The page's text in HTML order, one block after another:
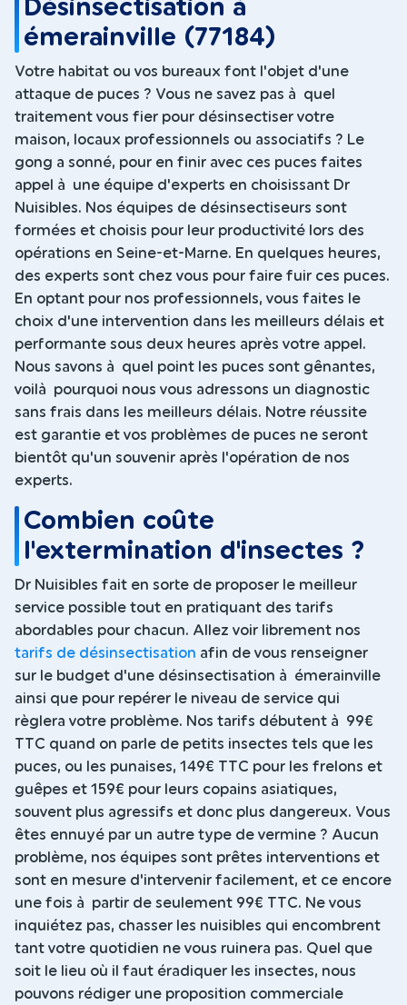
Désinsectisation à
émerainville (77184)
Votre habitat ou vos bureaux font l'objet d'une
attaque de puces ? Vous ne savez pas à quel
traitement vous fier pour désinsectiser votre
maison, locaux professionnels ou associatifs ? Le
gong a sonné, pour en finir avec ces puces faites
appel à une équipe d'experts en choisissant Dr
Nuisibles. Nos équipes de désinsectiseurs sont
formées et choisis pour leur productivité lors des
opérations en Seine-et-Marne. En quelques heures,
des experts sont chez vous pour faire fuir ces puces.
En optant pour nos professionnels, vous faites le
choix d'une intervention dans les meilleurs délais et
performante sous deux heures après votre appel.
Nous savons à quel point les puces sont gênantes,
voilà pourquoi nous vous adressons un diagnostic
sans frais dans les meilleurs délais. Notre réussite
est garantie et vos problèmes de puces ne seront
bientôt qu'un souvenir après l'opération de nos
experts.
Combien coûte
l'extermination d'insectes ?
Dr Nuisibles fait en sorte de proposer le meilleur
service possible tout en pratiquant des tarifs
abordables pour chacun. Allez voir librement nos
tarifs de désinsectisation afin de vous renseigner
sur le budget d'une désinsectisation à émerainville
ainsi que pour repérer le niveau de service qui
règlera votre problème. Nos tarifs débutent à 99€
TTC quand on parle de petits insectes tels que les
puces, ou les punaises, 149€ TTC pour les frelons et
guêpes et 159€ pour leurs copains asiatiques,
souvent plus agressifs et donc plus dangereux. Vous
êtes ennuyé par un autre type de vermine ? Aucun
problème, nos équipes sont prêtes interventions et
sont en mesure d'intervenir facilement, et ce encore
une fois à partir de seulement 99€ TTC. Ne vous
inquiétez pas, chasser les nuisibles qui encombrent
tant votre quotidien ne vous ruinera pas. Quel que
soit le lieu où il faut éradiquer les insectes, nous
pouvons rédiger une proposition commerciale